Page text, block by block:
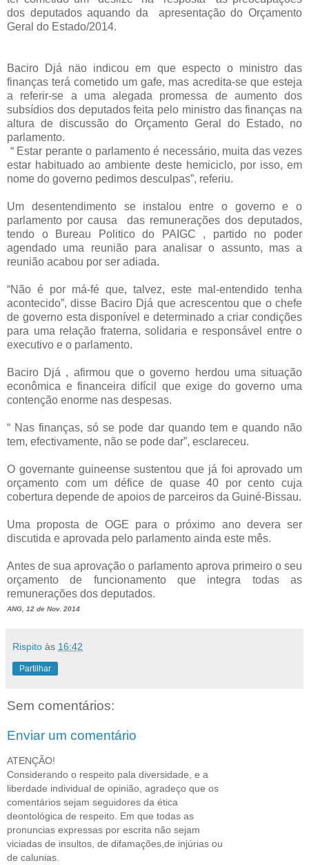
dos deputados aquando da apresentação do Orçamento
Geral do Estado/2014.
Baciro Djá näo indicou em que especto o ministro das
finanças terá cometido um gafe, mas acredita-se que esteja
a referir-se a uma alegada promessa de aumento dos
subsídios dos deputados feita pelo ministro das finanças na
altura de discussão do Orçamento Geral do Estado, no
parlamento.
“ Estar perante o parlamento é necessário, muita das vezes
estar habituado ao ambiente deste hemiciclo, por isso, em
nome do governo pedimos desculpas”, referiu.
Um desentendimento se instalou entre o governo e o
parlamento por causa das remunerações dos deputados,
tendo o Bureau Politico do PAIGC , partido no poder
agendado uma reunião para analisar o assunto, mas a
reunião acabou por ser adiada.
“Não é por má-fé que, talvez, este mal-entendido tenha
acontecido”, disse Baciro Djá que acrescentou que o chefe
de governo esta disponível e determinado a criar condições
para uma relação fraterna, solidaria e responsável entre o
executivo e o parlamento.
Baciro Djá , afirmou que o governo herdou uma situação
econômica e financeira difícil que exige do governo uma
contenção enorme nas despesas.
“ Nas finanças, só se pode dar quando tem e quando não
tem, efectivamente, não se pode dar”, esclareceu.
O governante guineense sustentou que já foi aprovado um
orçamento com um défice de quase 40 por cento cuja
cobertura depende de apoios de parceiros da Guiné-Bissau.
Uma proposta de OGE para o próximo ano devera ser
discutida e aprovada pelo parlamento ainda este mês.
Antes de sua aprovação o parlamento aprova primeiro o seu
orçamento de funcionamento que integra todas as
remunerações dos deputados.
ANG, 12 de Nov. 2014
Rispito às 16:42
Partilhar
Sem comentários:
Enviar um comentário
ATENÇÃO!
Considerando o respeito pala diversidade, e a
liberdade individual de opinião, agradeço que os
comentários sejam seguidores da ética
deontológica de respeito. Em que todas as
pronuncias expressas por escrita não sejam
viciadas de insultos, de difamações,de injúrias ou
de calunias.